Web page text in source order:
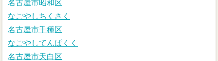
名古屋市昭和区
なごやしちくさく
名古屋市千種区
なごやしてんぱくく
名古屋市天白区